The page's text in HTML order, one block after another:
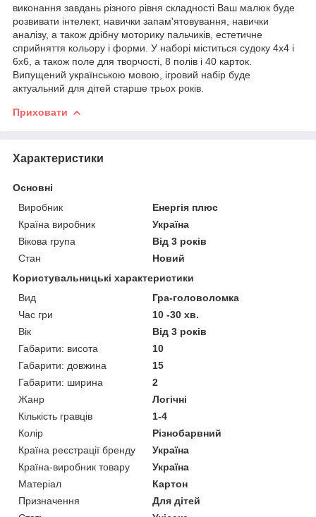
виконання завдань різного рівня складності Ваш малюк буде
розвивати інтелект, навички запам'ятовування, навички
аналізу, а також дрібну моторику пальчиків, естетичне
сприйняття кольору і форми. У наборі міститься судоку 4х4 і
6х6, а також поле для творчості, 8 полів і 40 карток.
Випущений українською мовою, ігровий набір буде
актуальний для дітей старше трьох років.
Приховати
Характеристики
Основні
Виробник
Енергія плюс
Країна виробник
Україна
Вікова група
Від 3 років
Стан
Новий
Користувальницькі характеристики
Вид
Гра-головоломка
Час гри
10 -30 хв.
Вік
Від 3 років
Габарити: висота
10
Габарити: довжина
15
Габарити: ширина
2
Жанр
Логічні
Кількість гравців
1-4
Колір
Різнобарвний
Країна реєстрації бренду
Україна
Країна-виробник товару
Україна
Матеріал
Картон
Призначення
Для дітей